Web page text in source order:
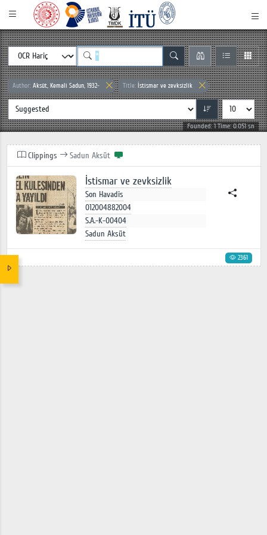
Author: Aksüt, Kemali Sadun, 1932- Title: İstismar ve zevksizlik
Founded: 1 Time: 0.051 sn
Clippings Sadun Aksüt
İstismar ve zevksizlik
Son Havadis
012004882004
S.A.-K-00404
Sadun Aksüt
2361